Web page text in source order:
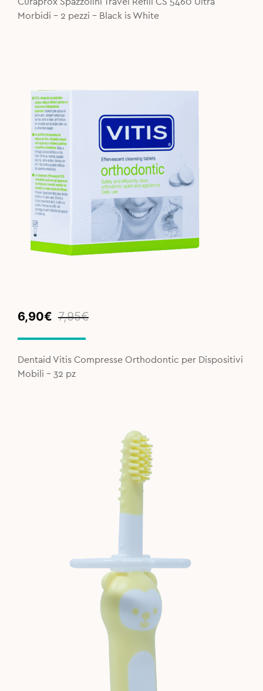
Curaprox Spazzolini Travel Refill CS 5460 Ultra
Morbidi - 2 pezzi - Black is White
7,95€
Original
was:
7,95€.
6,90€
Current
is:
6,90€.
Dentaid Vitis Compresse Orthodontic per Dispositivi
Mobili - 32 pz